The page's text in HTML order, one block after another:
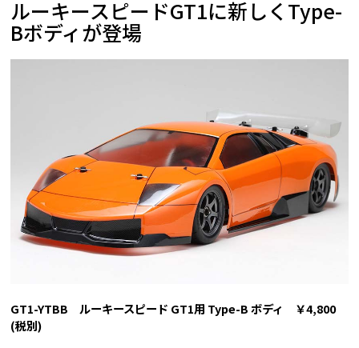
ルーキースピードGT1に新しくType-
Bボディが登場
GT1-YTBB ルーキースピード GT1用 Type-B ボディ ￥4,800
(税別)